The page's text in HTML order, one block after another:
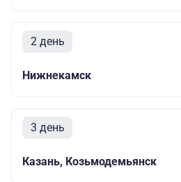
2 день
Нижнекамск
3 день
Казань, Козьмодемьянск